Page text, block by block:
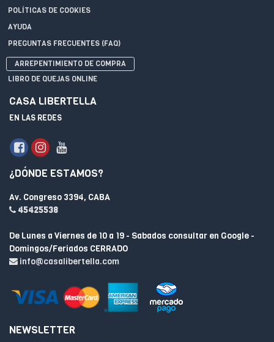
POLÍTICAS DE COOKIES
AYUDA
PREGUNTAS FRECUENTES (FAQ)
ARREPENTIMIENTO DE COMPRA
LIBRO DE QUEJAS ONLINE
CASA LIBERTELLA
EN LAS REDES
¿DÓNDE ESTAMOS?
Av. Congreso 3394, CABA
45425538
De Lunes a Viernes de 10 a 19 - Sabados consultar en Google -
Domingos/Feriados CERRADO
info@casalibertella.com
NEWSLETTER